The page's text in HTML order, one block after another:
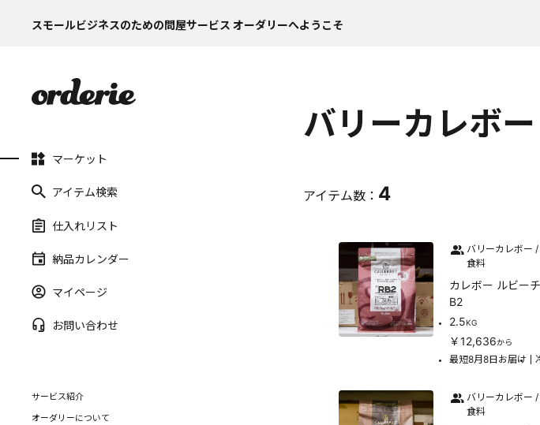
スモールビジネスのための問屋サービス オーダリーへようこそ
マーケット
アイテム検索
仕入れリスト
納品カレンダー
マイページ
お問い合わせ
サービス紹介
オーダリーについて
バリーカレボー
アイテム数： 4
バリーカレボー
食料
カレボー ルビー
B2
2.5KG
￥12,636から
最短8月8日お届け
バリーカレボー
食料